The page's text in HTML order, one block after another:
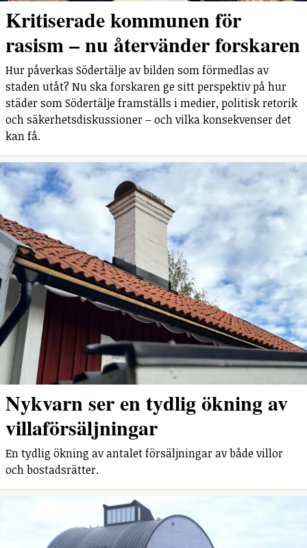
Kritiserade kommunen för
rasism – nu återvänder forskaren
Hur påverkas Södertälje av bilden som förmedlas av
staden utåt? Nu ska forskaren ge sitt perspektiv på hur
städer som Södertälje framställs i medier, politisk retorik
och säkerhetsdiskussioner – och vilka konsekvenser det
kan få.
Nykvarn ser en tydlig ökning av
villaförsäljningar
En tydlig ökning av antalet försäljningar av både villor
och bostadsrätter.